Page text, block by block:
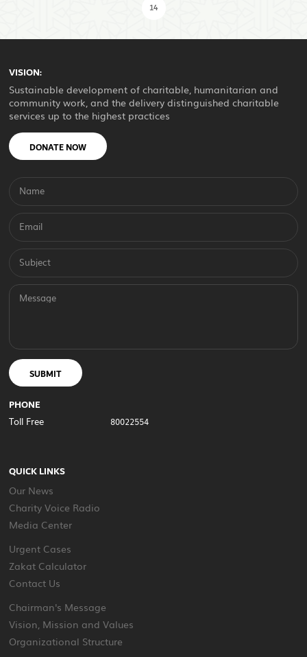
14
VISION:
Sustainable development of charitable, humanitarian and
community work, and the delivery distinguished charitable
services up to the highest practices
DONATE NOW
Name
Email
Subject
Message
SUBMIT
PHONE
Toll Free 80022554
QUICK LINKS
Our News
Charity Voice Radio
Media Center
Urgent Cases
Zakat Calculator
Contact Us
Chairman's Message
Vision, Mission and Values
Organizational Structure